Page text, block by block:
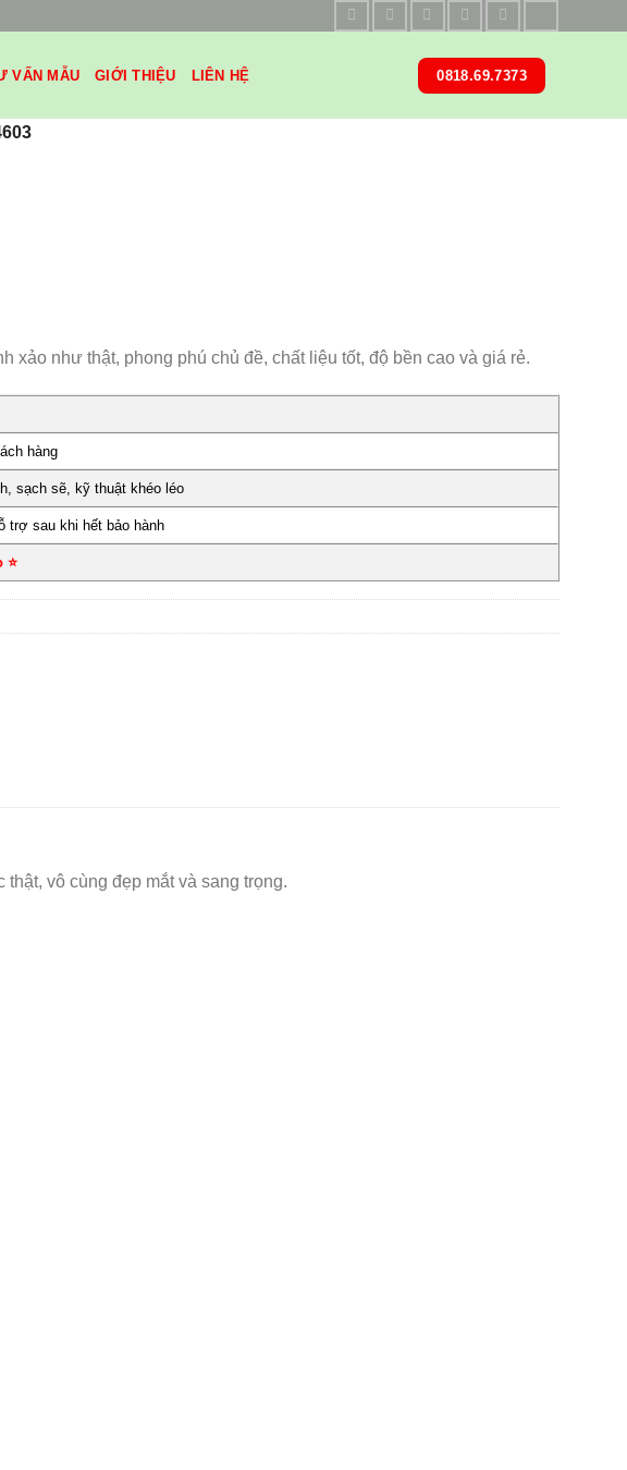
VẤN MẪU GIỚI THIỆU LIÊN HỆ 0818.69.7373
như thật, phong phú chủ đề, chất liệu tốt, độ bền cao và giá rẻ.
hàng
sạch sẽ, kỹ thuật khéo léo
trợ sau khi hết bảo hành
⭐
vô cùng đẹp mắt và sang trọng.